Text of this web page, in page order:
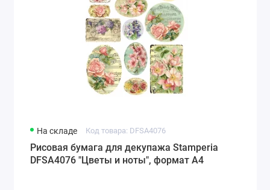
На складе Код товара: DFSA4076
Рисовая бумага для декупажа Stamperia
DFSA4076 "Цветы и ноты", формат А4